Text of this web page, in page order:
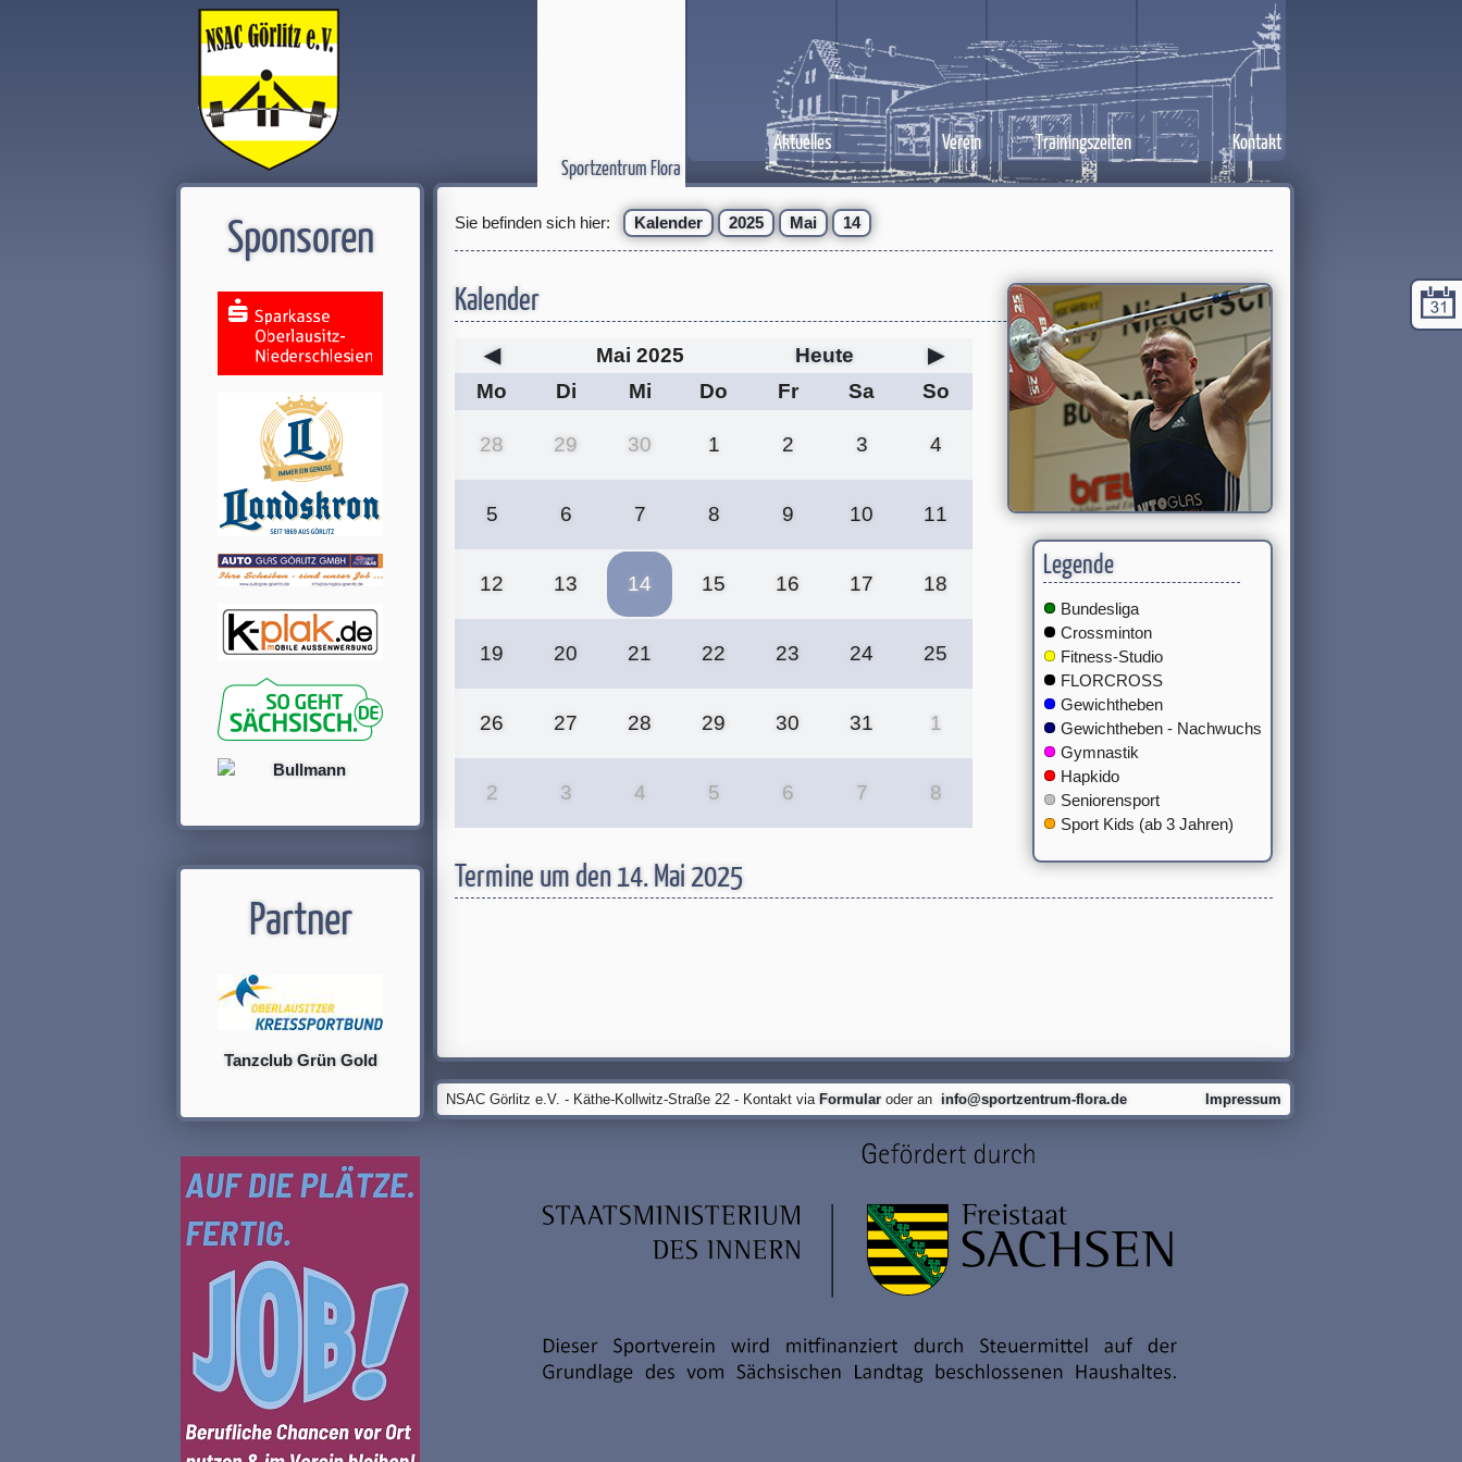
Sportzentrum Flora
Aktuelles Verein Trainingszeiten Kontakt
Sie befinden sich hier: Kalender 2025 Mai 14
Legende
Bundesliga
Crossminton
Fitness-Studio
FLORCROSS
Gewichtheben
Gewichtheben - Nachwuchs
Gymnastik
Hapkido
Seniorensport
Sport Kids (ab 3 Jahren)
Kalender
◀ Mai 2025 Heute
▶
Mo
Di Mi Do Fr Sa So
28 29 30 1 2 3 4
5 6 7 8 9 10 11
12 13 14 15 16 17 18
19 20 21 22 23 24 25
26 27 28 29 30 31 1
2 3 4 5 6 7 8
Termine um den 14. Mai 2025
NSAC Görlitz e.V. - Käthe-Kollwitz-Straße 22 - Kontakt via Formular oder an info@sportzentrum-flora.de Impressum
Sponsoren
Partner
Tanzclub Grün Gold